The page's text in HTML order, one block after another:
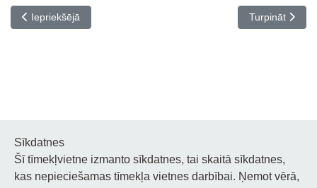
Iepriekšējais raksts: Apsveicam konkursa SKAT(!)LOGS laureātus!
Iepriekšējā Nākamais
Turpināt
Noderīgi
Sīkdatnes
Šī tīmekļvietne izmanto sīkdatnes, tai skaitā sīkdatnes,
kas nepieciešamas tīmekļa vietnes darbībai. Ņemot vērā,